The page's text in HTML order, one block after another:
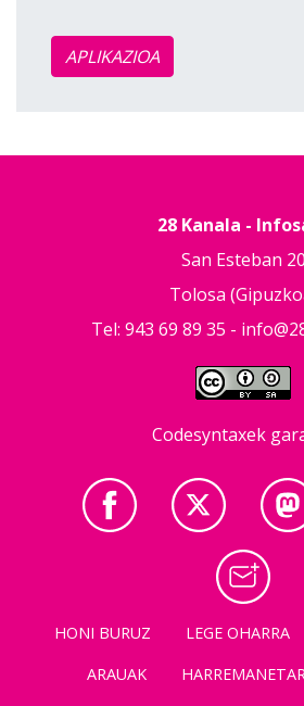
APLIKAZIOA
28 Kanala -
San Esteban 20
Tolosa
Tel: 943 69 89 35 -
Codesyntaxek
HONI BURUZ LEGE OHARRA
ARAUAK